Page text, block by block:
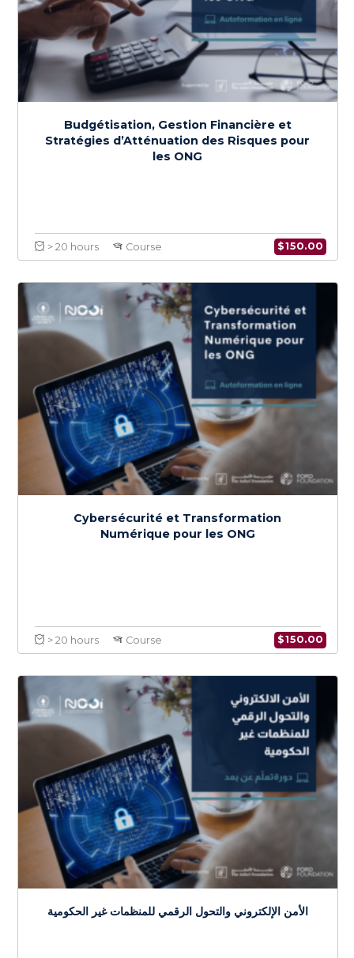
المخاطر للمنظمات غير الحكومية
> 20 hours Course
Budgétisation, Gestion Financière et
les ONG
$
> 20 hours Course